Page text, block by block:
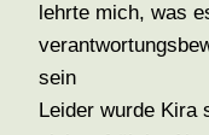
lehrte mich, was
sein
Leider wurde Kira